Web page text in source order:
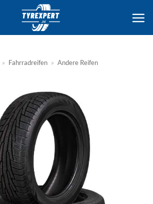
» Fahrradreifen » Andere Reifen